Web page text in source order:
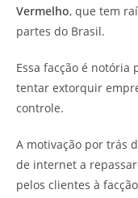
Vermelho, que tem
partes do Brasil.
Essa facção é
tentar extorquir
controle.
A motivação por trás
de internet a
pelos clientes à